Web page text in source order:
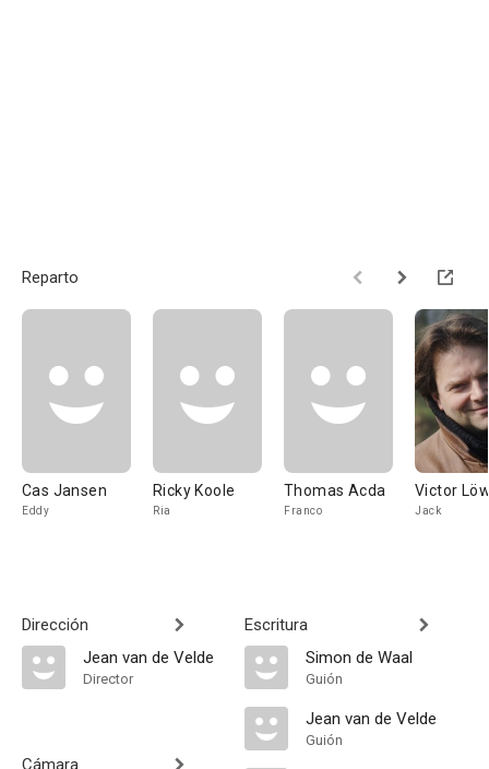
Reparto
Cas Jansen
Eddy
Ricky Koole
Ria
Thomas Acda
Franco
Victor
Jack
Dirección
Jean van de Velde
Director
Cámara
Escritura
Simon de Waal
Guión
Jean van de Velde
Guión